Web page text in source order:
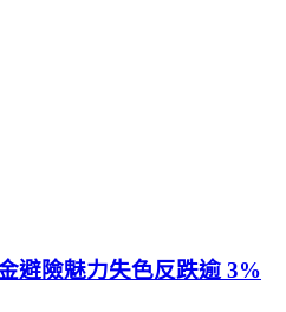
避險魅力失色反跌逾 3%